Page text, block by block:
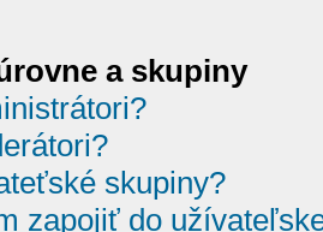
a skupiny
skupiny?
zapojiť do